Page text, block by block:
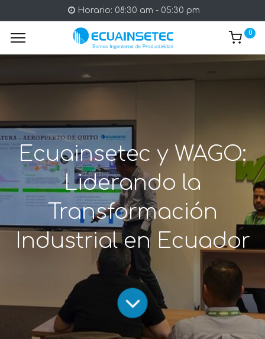
Horario: 08:30 am - 05:30 pm
0
Ecuainsetec y WAGO:
Liderando la
Transformación
Industrial en Ecuador